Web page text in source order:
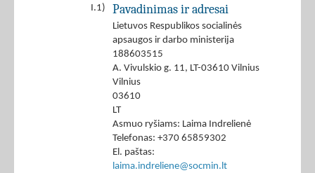
I.1) Pavadinimas ir adresai
Lietuvos Respublikos socialinės
apsaugos ir darbo ministerija
188603515
A. Vivulskio g. 11, LT-03610 Vilnius
Vilnius
03610
LT
Asmuo ryšiams: Laima Indrelienė
Telefonas: +370 65859302
El. paštas:
laima.indreliene@socmin.lt